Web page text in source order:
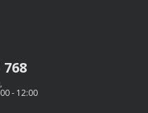
768
- 12:00